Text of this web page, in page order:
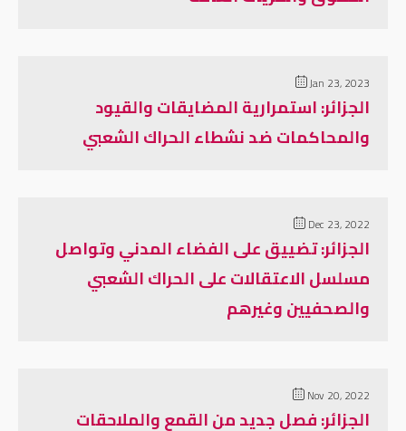
Jan 23, 2023
الجزائر: استمرارية المضايقات والقيود
والمحاكمات ضد نشطاء الحراك الشعبي
Dec 23, 2022
الجزائر: تضييق على الفضاء المدني وتواصل
مسلسل الاعتقالات على الحراك الشعبي
والصحفيين وغيرهم
Nov 20, 2022
الجزائر: فصل جديد من القمع والملاحقات